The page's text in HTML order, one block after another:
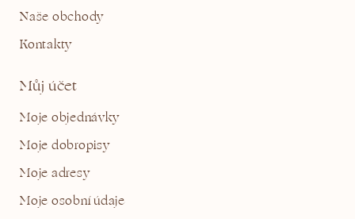
Naše obchody
Kontakty
Můj účet
Moje objednávky
Moje dobropisy
Moje adresy
Moje osobní údaje